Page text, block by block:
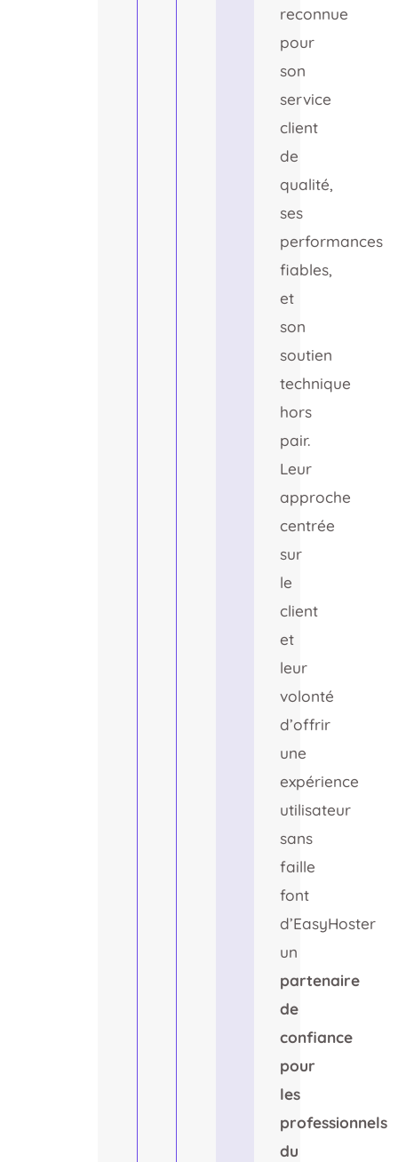
reconnue
pour
son
service
client
de
qualité,
ses
performances
fiables,
et
son
soutien
technique
hors
pair.
Leur
approche
centrée
sur
le
client
et
leur
volonté
d’offrir
une
expérience
utilisateur
sans
faille
font
d’EasyHoster
un
partenaire
de
confiance
pour
les
professionnels
du